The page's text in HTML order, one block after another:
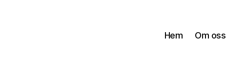
Hem Om oss